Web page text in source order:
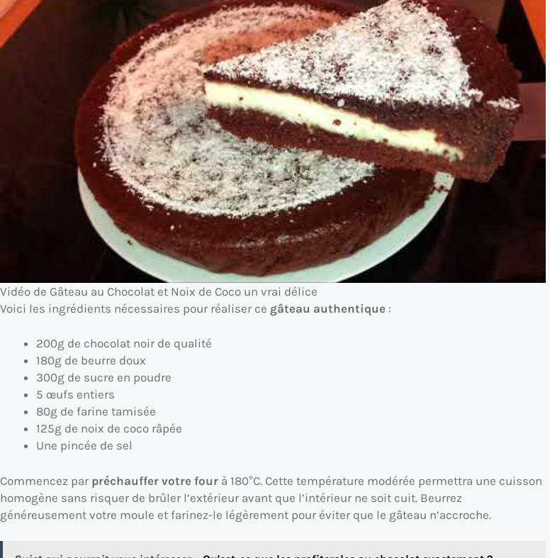
Vidéo de Gâteau au Chocolat et Noix de Coco un vrai délice
Voici les ingrédients nécessaires pour réaliser ce gâteau authentique :
200g de chocolat noir de qualité
180g de beurre doux
300g de sucre en poudre
5 œufs entiers
80g de farine tamisée
125g de noix de coco râpée
Une pincée de sel
Commencez par préchauffer votre four à 180°C. Cette température modérée permettra une cuisson
homogène sans risquer de brûler l’extérieur avant que l’intérieur ne soit cuit. Beurrez
généreusement votre moule et farinez-le légèrement pour éviter que le gâteau n’accroche.